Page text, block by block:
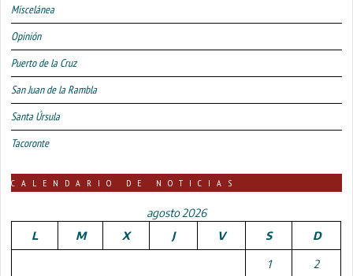
Miscelánea
Opinión
Puerto de la Cruz
San Juan de la Rambla
Santa Úrsula
Tacoronte
CALENDARIO DE NOTICIAS
agosto 2026
L
M X J V S D
1 2